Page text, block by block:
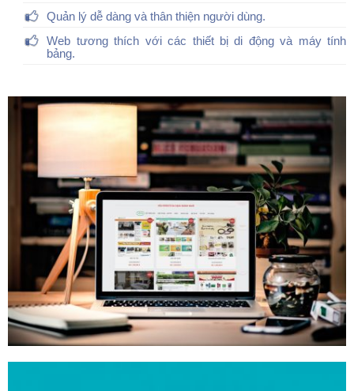
Quản lý dễ dàng và thân thiện người dùng.
Web tương thích với các thiết bị di động và máy tính
bảng.